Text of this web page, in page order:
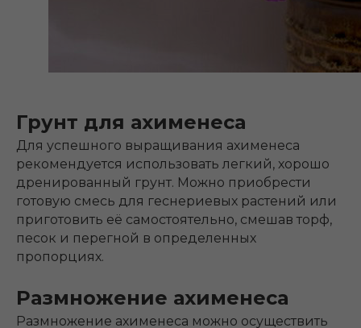
Грунт для ахименеса
Для успешного выращивания ахименеса
рекомендуется использовать легкий, хорошо
дренированный грунт. Можно приобрести
готовую смесь для геснериевых растений или
приготовить её самостоятельно, смешав торф,
песок и перегной в определенных
пропорциях.
Размножение ахименеса
Размножение ахименеса можно осуществить